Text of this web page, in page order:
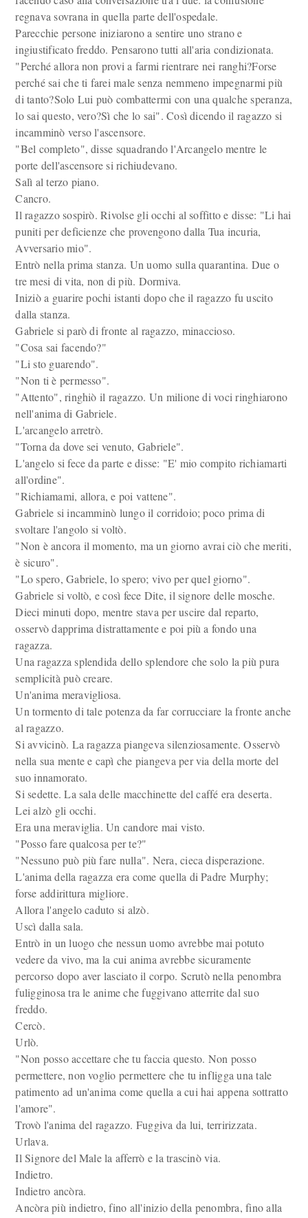
regnava sovrana in quella parte dell'ospedale.
Parecchie persone iniziarono a sentire uno strano e
ingiustificato freddo. Pensarono tutti all'aria condizionata.
"Perché allora non provi a farmi rientrare nei ranghi?Forse
perché sai che ti farei male senza nemmeno impegnarmi più
di tanto?Solo Lui può combattermi con una qualche speranza,
lo sai questo, vero?Sì che lo sai". Così dicendo il ragazzo si
incamminò verso l'ascensore.
"Bel completo", disse squadrando l'Arcangelo mentre le
porte dell'ascensore si richiudevano.
Salì al terzo piano.
Cancro.
Il ragazzo sospirò. Rivolse gli occhi al soffitto e disse: "Li hai
puniti per deficienze che provengono dalla Tua incuria,
Avversario mio".
Entrò nella prima stanza. Un uomo sulla quarantina. Due o
tre mesi di vita, non di più. Dormiva.
Iniziò a guarire pochi istanti dopo che il ragazzo fu uscito
dalla stanza.
Gabriele si parò di fronte al ragazzo, minaccioso.
"Cosa sai facendo?"
"Li sto guarendo".
"Non ti è permesso".
"Attento", ringhiò il ragazzo. Un milione di voci ringhiarono
nell'anima di Gabriele.
L'arcangelo arretrò.
"Torna da dove sei venuto, Gabriele".
L'angelo si fece da parte e disse: "E' mio compito richiamarti
all'ordine".
"Richiamami, allora, e poi vattene".
Gabriele si incamminò lungo il corridoio; poco prima di
svoltare l'angolo si voltò.
"Non è ancora il momento, ma un giorno avrai ciò che meriti,
è sicuro".
"Lo spero, Gabriele, lo spero; vivo per quel giorno".
Gabriele si voltò, e così fece Dite, il signore delle mosche.
Dieci minuti dopo, mentre stava per uscire dal reparto,
osservò dapprima distrattamente e poi più a fondo una
ragazza.
Una ragazza splendida dello splendore che solo la più pura
semplicità può creare.
Un'anima meravigliosa.
Un tormento di tale potenza da far corrucciare la fronte anche
al ragazzo.
Si avvicinò. La ragazza piangeva silenziosamente. Osservò
nella sua mente e capì che piangeva per via della morte del
suo innamorato.
Si sedette. La sala delle macchinette del caffé era deserta.
Lei alzò gli occhi.
Era una meraviglia. Un candore mai visto.
"Posso fare qualcosa per te?"
"Nessuno può più fare nulla". Nera, cieca disperazione.
L'anima della ragazza era come quella di Padre Murphy;
forse addirittura migliore.
Allora l'angelo caduto si alzò.
Uscì dalla sala.
Entrò in un luogo che nessun uomo avrebbe mai potuto
vedere da vivo, ma la cui anima avrebbe sicuramente
percorso dopo aver lasciato il corpo. Scrutò nella penombra
fuligginosa tra le anime che fuggivano atterrite dal suo
freddo.
Cercò.
Urlò.
"Non posso accettare che tu faccia questo. Non posso
permettere, non voglio permettere che tu infligga una tale
patimento ad un'anima come quella a cui hai appena sottratto
l'amore".
Trovò l'anima del ragazzo. Fuggiva da lui, terririzzata.
Urlava.
Il Signore del Male la afferrò e la trascinò via.
Indietro.
Indietro ancòra.
Ancòra più indietro, fino all'inizio della penombra, fino alla